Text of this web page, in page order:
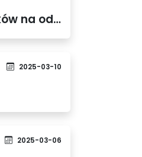
Lista ulic, na których odbędzie się dezynfekcja pojemników na odpady zmieszane w dniu 18.03.2025 r.
2025-03-10
2025-03-06